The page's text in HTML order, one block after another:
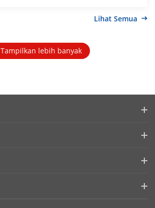
Lihat Semua
Tampilkan lebih banyak